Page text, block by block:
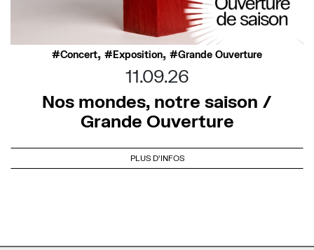
Concert, Exposition, Grande Ouverture
11.09.26
Nos mondes, notre saison /
Grande Ouverture
PLUS D'INFOS